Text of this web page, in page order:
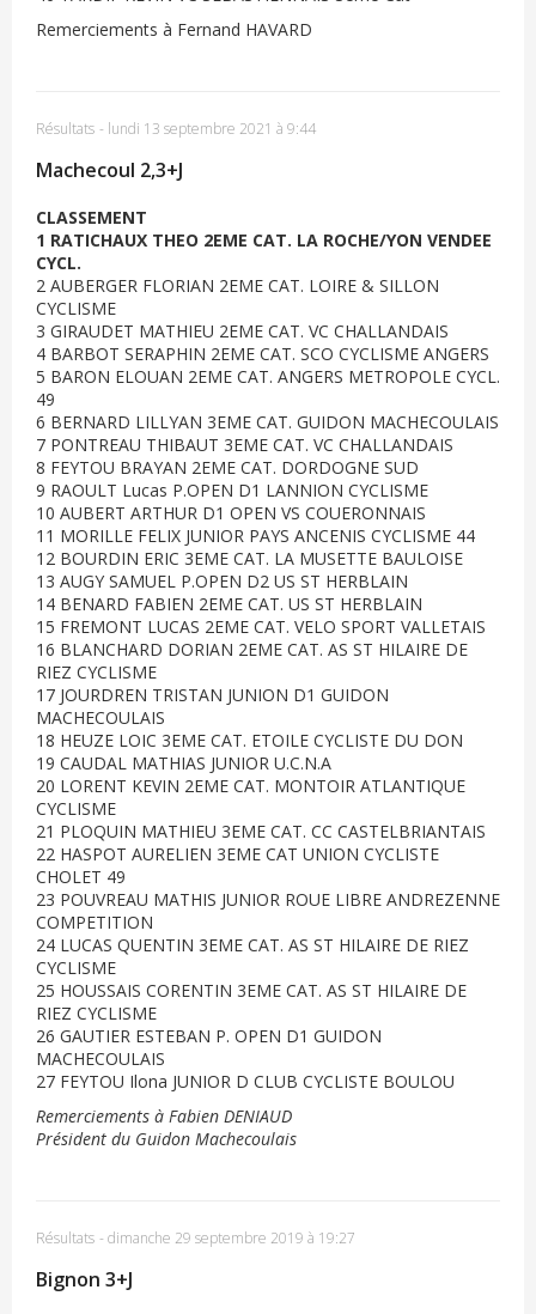
Remerciements à Fernand HAVARD
Résultats - lundi 13 septembre 2021 à 9:44
Machecoul 2,3+J
CLASSEMENT
1 RATICHAUX THEO 2EME CAT. LA ROCHE/YON VENDEE
CYCL.
2 AUBERGER FLORIAN 2EME CAT. LOIRE & SILLON
CYCLISME
3 GIRAUDET MATHIEU 2EME CAT. VC CHALLANDAIS
4 BARBOT SERAPHIN 2EME CAT. SCO CYCLISME ANGERS
5 BARON ELOUAN 2EME CAT. ANGERS METROPOLE CYCL.
49
6 BERNARD LILLYAN 3EME CAT. GUIDON MACHECOULAIS
7 PONTREAU THIBAUT 3EME CAT. VC CHALLANDAIS
8 FEYTOU BRAYAN 2EME CAT. DORDOGNE SUD
9 RAOULT Lucas P.OPEN D1 LANNION CYCLISME
10 AUBERT ARTHUR D1 OPEN VS COUERONNAIS
11 MORILLE FELIX JUNIOR PAYS ANCENIS CYCLISME 44
12 BOURDIN ERIC 3EME CAT. LA MUSETTE BAULOISE
13 AUGY SAMUEL P.OPEN D2 US ST HERBLAIN
14 BENARD FABIEN 2EME CAT. US ST HERBLAIN
15 FREMONT LUCAS 2EME CAT. VELO SPORT VALLETAIS
16 BLANCHARD DORIAN 2EME CAT. AS ST HILAIRE DE
RIEZ CYCLISME
17 JOURDREN TRISTAN JUNION D1 GUIDON
MACHECOULAIS
18 HEUZE LOIC 3EME CAT. ETOILE CYCLISTE DU DON
19 CAUDAL MATHIAS JUNIOR U.C.N.A
20 LORENT KEVIN 2EME CAT. MONTOIR ATLANTIQUE
CYCLISME
21 PLOQUIN MATHIEU 3EME CAT. CC CASTELBRIANTAIS
22 HASPOT AURELIEN 3EME CAT UNION CYCLISTE
CHOLET 49
23 POUVREAU MATHIS JUNIOR ROUE LIBRE ANDREZENNE
COMPETITION
24 LUCAS QUENTIN 3EME CAT. AS ST HILAIRE DE RIEZ
CYCLISME
25 HOUSSAIS CORENTIN 3EME CAT. AS ST HILAIRE DE
RIEZ CYCLISME
26 GAUTIER ESTEBAN P. OPEN D1 GUIDON
MACHECOULAIS
27 FEYTOU Ilona JUNIOR D CLUB CYCLISTE BOULOU
Remerciements à Fabien DENIAUD
Président du Guidon Machecoulais
Résultats - dimanche 29 septembre 2019 à 19:27
Bignon 3+J